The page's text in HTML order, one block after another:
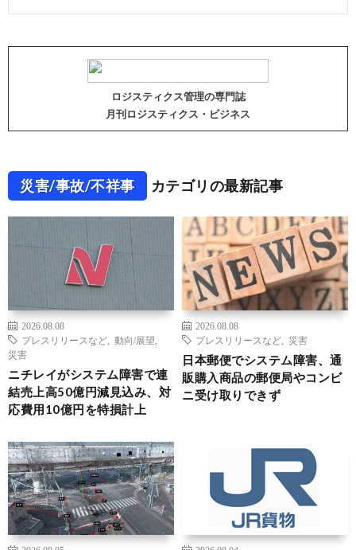
ロジスティクス管理の専門誌
月刊ロジスティクス・ビジネス
災害/事故/不祥事 カテゴリの最新記事
2026.08.08
プレスリリースなど
動向/展望
災害
ニチレイがシステム障害で連
結売上高50億円減見込み、対
応費用10億円を特損計上
2026.08.08
プレスリリースなど
災害
日本郵便でシステム障害、通
販購入商品の郵便局やコンビ
ニ受け取りできず